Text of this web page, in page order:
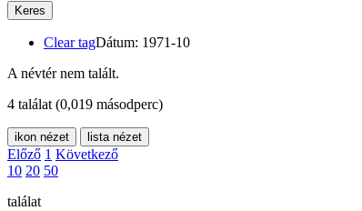
Keres
Clear tagDátum: 1971-10
A névtér nem talált.
4 találat (0,019 másodperc)
ikon nézet lista nézet
Előző 1 Következő
10 20 50
találat